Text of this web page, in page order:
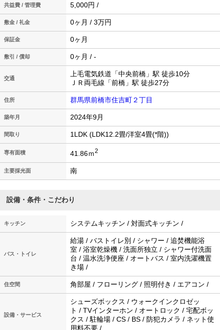
共益費 / 管理費 5,000円 /
敷金 / 礼金 0ヶ月 / 3万円
保証金 0ヶ月
敷引 / 償却 0ヶ月 / -
交通
上毛電気鉄道「中央前橋」駅 徒歩10分
ＪＲ両毛線「前橋」駅 徒歩27分
住所 群馬県前橋市住吉町２丁目
築年月 2024年9月
間取り 1LDK (LDK12.2畳/洋室4畳(*階))
専有面積 41.86ｍ2
主要採光面 南
設備・条件・こだわり
キッチン システムキッチン / 対面式キッチン /
バス・トイレ
給湯 / バストイレ別 / シャワー / 追焚機能浴
室 / 浴室乾燥機 / 洗面所独立 / シャワー付洗面
台 / 温水洗浄便座 / オートバス / 室内洗濯機置
き場 /
住空間 角部屋 / フローリング / 照明付き / エアコン /
設備・サービス
シューズボックス / ウォークインクロゼッ
ト / TVインターホン / オートロック / 宅配ボッ
クス / 駐輪場 / CS / BS / 防犯カメラ / ネット使
用料不要 /